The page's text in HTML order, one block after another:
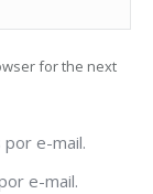
for the next
e-mail.
e-mail.